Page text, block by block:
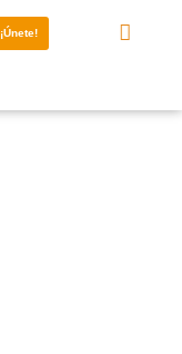
¡Únete!